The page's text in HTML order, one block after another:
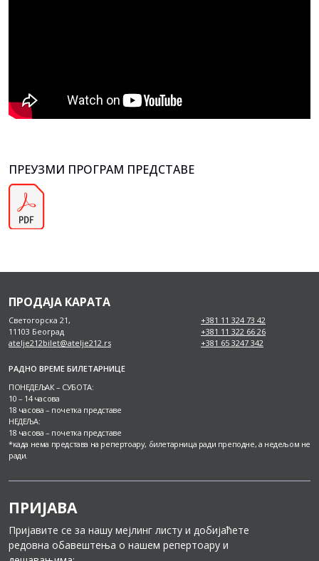
ПРЕУЗМИ ПРОГРАМ ПРЕДСТАВЕ
ПРОДАЈА КАРАТА
Светогорска 21,
11103 Београд
atelje212bilet@atelje212.rs
+381 11 324 73 42
+381 11 322 66 26
+381 65 3247 342
РАДНО ВРЕМЕ БИЛЕТАРНИЦЕ
ПОНЕДЕЉАК – СУБОТА:
10 – 14 часова
18 часова – почетка представе
НЕДЕЉА:
18 часова – почетка представе
*када нема представа на репертоару, билетарница ради преподне, а недељом не
ради.
ПРИЈАВА
Пријавите се за нашу мејлинг листу и добијаћете
редовна обавештења о нашем репертоару и